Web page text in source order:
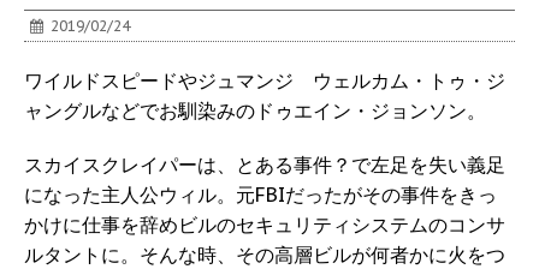
2019/02/24
ワイルドスピードやジュマンジ ウェルカム・トゥ・ジ
ャングルなどでお馴染みのドゥエイン・ジョンソン。
スカイスクレイパーは、とある事件？で左足を失い義足
になった主人公ウィル。元FBIだったがその事件をきっ
かけに仕事を辞めビルのセキュリティシステムのコンサ
ルタントに。そんな時、その高層ビルが何者かに火をつ